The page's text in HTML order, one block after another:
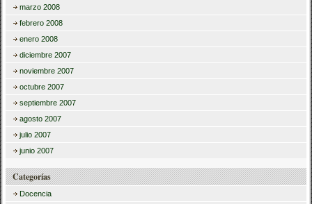
marzo 2008
febrero 2008
enero 2008
diciembre 2007
noviembre 2007
octubre 2007
septiembre 2007
agosto 2007
julio 2007
junio 2007
Categorías
Docencia